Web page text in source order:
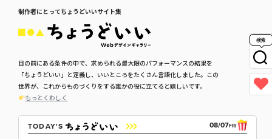
制作者にとってちょうどいいサイト集
目の前にある条件の中で、求められる最大限のパフォーマンスの結果を
「ちょうどいい」と定義し、いいところをたくさん言語化しました。この
世界が、これからものづくりをする誰かの役に立てると嬉しいです。
もっとくわしく
TODAY'S 08/07FRI
検索